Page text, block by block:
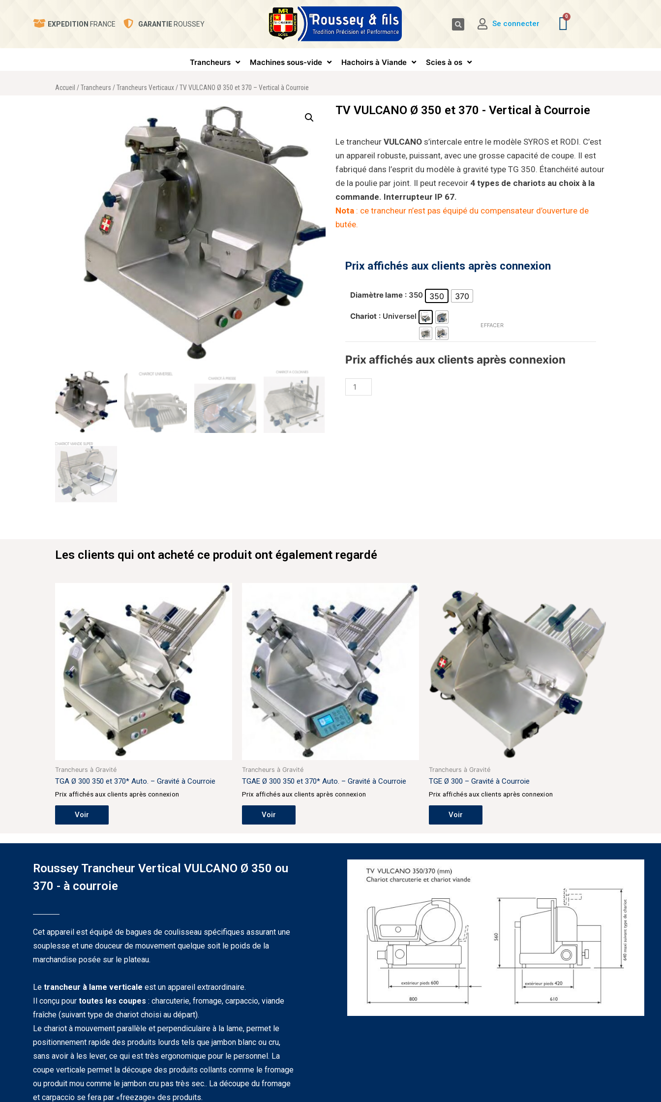
EXPEDITION FRANCE GARANTIE ROUSSEY Se connecter
Trancheurs Machines sous-vide Hachoirs à Viande Scies à os
Accueil /Trancheurs /Trancheurs Verticaux/ TV VULCANO Ø 350 et 370 – Vertical à Courroie
TV VULCANO Ø 350 et 370 - Vertical à Courroie
Le trancheur VULCANO s’intercale entre le modèle SYROS et RODI. C’est
un appareil robuste, puissant, avec une grosse capacité de coupe. Il est
fabriqué dans l’esprit du modèle à gravité type TG 350. Étanchéité autour
de la poulie par joint. Il peut recevoir 4 types de chariots au choix à la
commande. Interrupteur IP 67.
Nota : ce trancheur n’est pas équipé du compensateur d’ouverture de
butée.
Prix affichés aux clients après connexion
Diamètre lame : 350 350 370
Chariot : Universel
EFFACER
Prix affichés aux clients après connexion
Les clients qui ont acheté ce produit ont également regardé
Trancheurs à Gravité
TGA Ø 300 350 et 370* Auto. – Gravité à Courroie
Prix affichés aux clients après connexion
Voir
Trancheurs à Gravité
TGAE Ø 300 350 et 370* Auto. – Gravité à Courroie
Prix affichés aux clients après connexion
Voir
Trancheurs à Gravité
TGE Ø 300 – Gravité à Courroie
Prix affichés aux clients après connexion
Voir
Roussey Trancheur Vertical VULCANO Ø 350 ou
370 - à courroie
Cet appareil est équipé de bagues de coulisseau spécifiques assurant une
souplesse et une douceur de mouvement quelque soit le poids de la
marchandise posée sur le plateau.
Letrancheur à lame verticale est un appareil extraordinaire.
Il conçu pour toutes les coupes : charcuterie, fromage, carpaccio, viande
fraîche (suivant type de chariot choisi au départ).
Le chariot à mouvement parallèle et perpendiculaire à la lame, permet le
positionnement rapide des produits lourds tels que jambon blanc ou cru,
sans avoir à les lever, ce qui est très ergonomique pour le personnel. La
coupe verticale permet la découpe des produits collants comme le fromage
ou produit mou comme le jambon cru pas très sec.. La découpe du fromage
et carpaccio se fera par «freezage» des produits.